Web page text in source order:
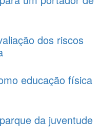
dos riscos
educação física
da juventude